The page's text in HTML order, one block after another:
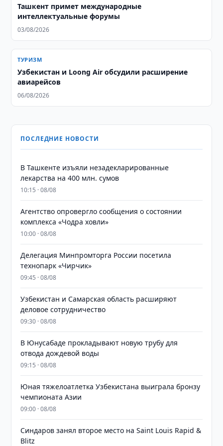
Ташкент примет международные
интеллектуальные форумы
03/08/2026
ТУРИЗМ
Узбекистан и Loong Air обсудили расширение
авиарейсов
06/08/2026
ПОСЛЕДНИЕ НОВОСТИ
​​​​​​​В Ташкенте изъяли незадекларированные
лекарства на 400 млн. сумов
10:15 · 08/08
Агентство опровергло сообщения о состоянии
комплекса «Чодра ховли»
10:00 · 08/08
Делегация Минпромторга России посетила
технопарк «Чирчик»
09:45 · 08/08
Узбекистан и Самарская область расширяют
деловое сотрудничество
09:30 · 08/08
В Юнусабаде прокладывают новую трубу для
отвода дождевой воды
09:15 · 08/08
Юная тяжелоатлетка Узбекистана выиграла бронзу
чемпионата Азии
09:00 · 08/08
Синдаров занял второе место на Saint Louis Rapid &
Blitz